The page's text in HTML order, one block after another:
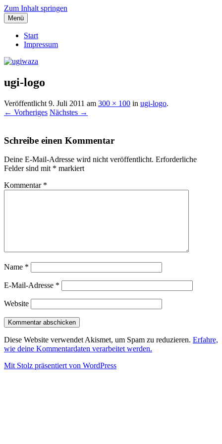
Zum Inhalt springen
ugiwaza
Menü
Start
Impressum
ugi-logo
Veröffentlicht 9. Juli 2011 am 300 × 100 in ugi-logo.
← Vorheriges Nächstes →
Schreibe einen Kommentar
Deine E-Mail-Adresse wird nicht veröffentlicht. Erforderliche
Felder sind mit * markiert
Kommentar *
Name *
E-Mail-Adresse *
Website
Diese Website verwendet Akismet, um Spam zu reduzieren. Erfahre,
wie deine Kommentardaten verarbeitet werden.
Mit Stolz präsentiert von WordPress